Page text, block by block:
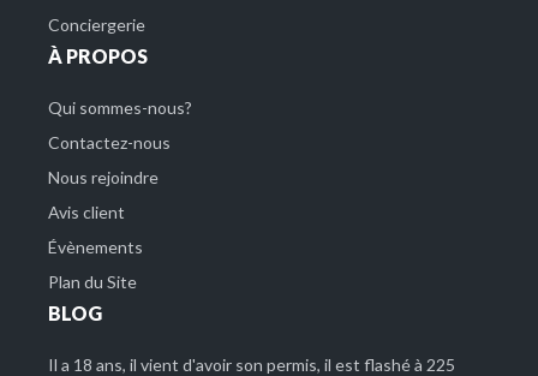
Conciergerie
À PROPOS
Qui sommes-nous?
Contactez-nous
Nous rejoindre
Avis client
Évènements
Plan du Site
BLOG
Il a 18 ans, il vient d'avoir son permis, il est flashé à 225